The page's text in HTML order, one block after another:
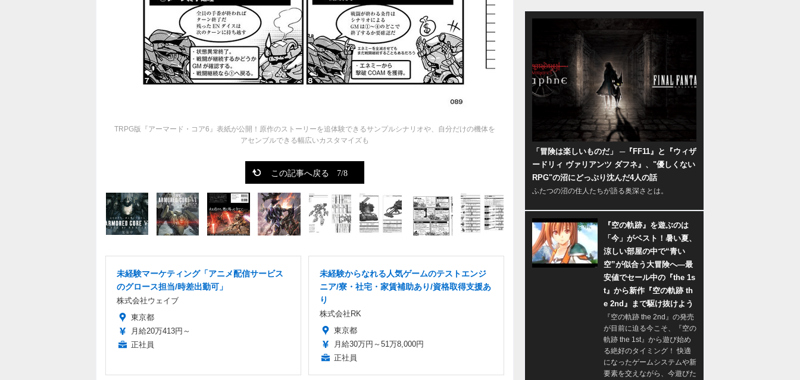
TRPG版『アーマード・コア6』表紙が公開！原作のストーリーを追体験できるサンプルシナリオや、自分だけの機体を
アセンブルできる幅広いカスタマイズも
この記事へ戻る 7/8
未経験マーケティング「アニメ配信サービス
のグロース担当/時差出勤可」
株式会社ウェイブ
東京都
月給20万413円～
正社員
未経験からなれる人気ゲームのテストエンジ
ニア/寮・社宅・家賃補助あり/資格取得支援あ
り
株式会社RK
東京都
月給30万円～51万8,000円
正社員
「冒険は楽しいものだ」 ─『FF11』と『ウィザ
ードリィ ヴァリアンツ ダフネ』、"優しくない
RPG"の沼にどっぷり沈んだ4人の話
ふたつの沼の住人たちが語る奥深さとは。
『空の軌跡』を遊ぶのは
「今」がベスト！暑い夏、
涼しい部屋の中で“青い
空”が似合う大冒険へ―最
安値でセール中の『the 1s
t』から新作『空の軌跡 th
e 2nd』まで駆け抜けよう
『空の軌跡 the 2nd』の発売
が目前に迫る今こそ、『空の
軌跡 the 1st』から遊び始め
る絶好のタイミング！ 快適
になったゲームシステムや新
要素を交えながら、今遊びた